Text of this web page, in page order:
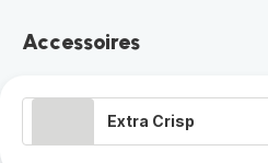
Accessoires
Extra Crisp